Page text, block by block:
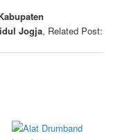
Jogja, Related Post: